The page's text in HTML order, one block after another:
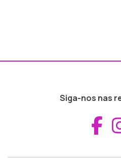
Siga-nos nas